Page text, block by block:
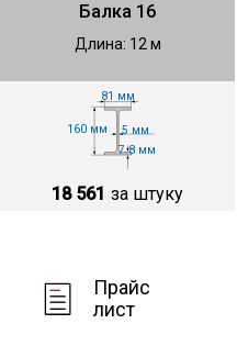
Балка 16
Длина: 12 м
160 мм
81 мм
5 мм
7.8 мм
18 561 за штуку
Прайс
лист